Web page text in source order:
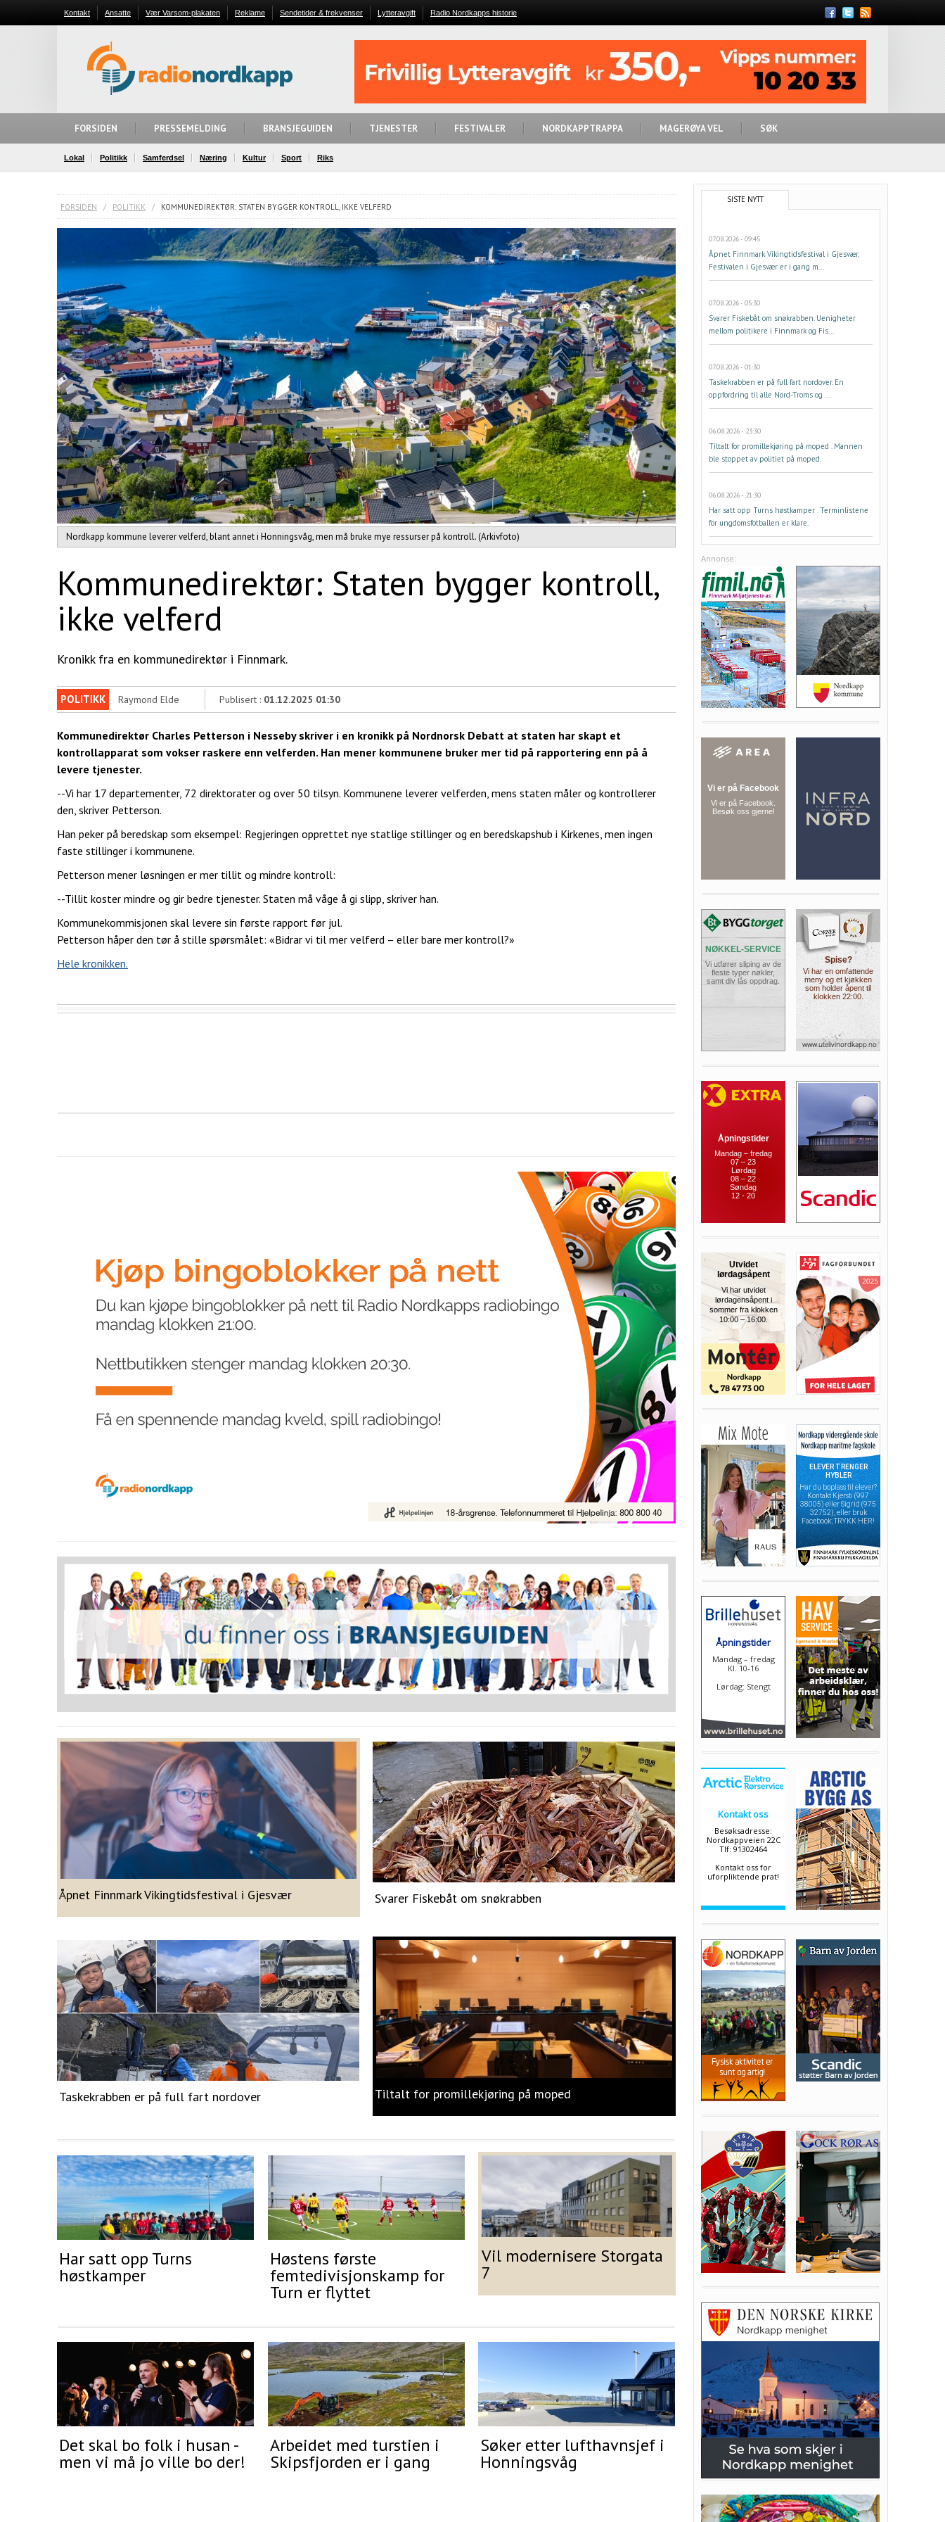
Kontakt Ansatte Vær Varsom-plakaten Reklame Sendetider & frekvenser Lytteravgift
Radio Nordkapps historie
Feed
FORSIDEN PRESSEMELDING BRANSJEGUIDEN TJENESTER FESTIVALER NORDKAPPTRAPPA MAGERØYA VEL SØK
Lokal Politikk Samferdsel Næring Kultur Sport Riks
FORSIDEN / POLITIKK / KOMMUNEDIREKTØR: STATEN BYGGER KONTROLL, IKKE VELFERD
Nordkapp kommune leverer velferd, blant annet i Honningsvåg, men må bruke mye ressurser på kontroll. (Arkivfoto)
Kommunedirektør: Staten bygger kontroll,
ikke velferd
Kronikk fra en kommunedirektør i Finnmark.
POLITIKK Raymond Elde Publisert : 01.12.2025 01:30
Kommunedirektør Charles Petterson i Nesseby skriver i en kronikk på Nordnorsk Debatt at staten har skapt et
kontrollapparat som vokser raskere enn velferden. Han mener kommunene bruker mer tid på rapportering enn på å
levere tjenester.
--Vi har 17 departementer, 72 direktorater og over 50 tilsyn. Kommunene leverer velferden, mens staten måler og kontrollerer
den, skriver Petterson.
Han peker på beredskap som eksempel: Regjeringen opprettet nye statlige stillinger og en beredskapshub i Kirkenes, men ingen
faste stillinger i kommunene.
Petterson mener løsningen er mer tillit og mindre kontroll:
--Tillit koster mindre og gir bedre tjenester. Staten må våge å gi slipp, skriver han.
Kommunekommisjonen skal levere sin første rapport før jul.
Petterson håper den tør å stille spørsmålet: «Bidrar vi til mer velferd – eller bare mer kontroll?»
Hele kronikken.
Åpnet Finnmark Vikingtidsfestival i Gjesvær Svarer Fiskebåt om snøkrabben
Taskekrabben er på full fart nordover Tiltalt for promillekjøring på moped
Har satt opp Turns
høstkamper
Høstens første
femtedivisjonskamp for
Turn er flyttet
Vil modernisere Storgata
7
Det skal bo folk i husan -
men vi må jo ville bo der!
Arbeidet med turstien i
Skipsfjorden er i gang
Søker etter lufthavnsjef i
Honningsvåg
SISTE NYTT
07.08.2026 - 09:45
Åpnet Finnmark Vikingtidsfestival i Gjesvær.
Festivalen i Gjesvær er i gang m...
07.08.2026 - 05:30
Svarer Fiskebåt om snøkrabben. Uenigheter
mellom politikere i Finnmark og Fis...
07.08.2026 - 01:30
Taskekrabben er på full fart nordover. En
oppfordring til alle Nord-Troms og ...
06.08.2026 - 23:30
Tiltalt for promillekjøring på moped . Mannen
ble stoppet av politiet på moped.
06.08.2026 - 21:30
Har satt opp Turns høstkamper . Terminlistene
for ungdomsfotballen er klare.
Annonse: